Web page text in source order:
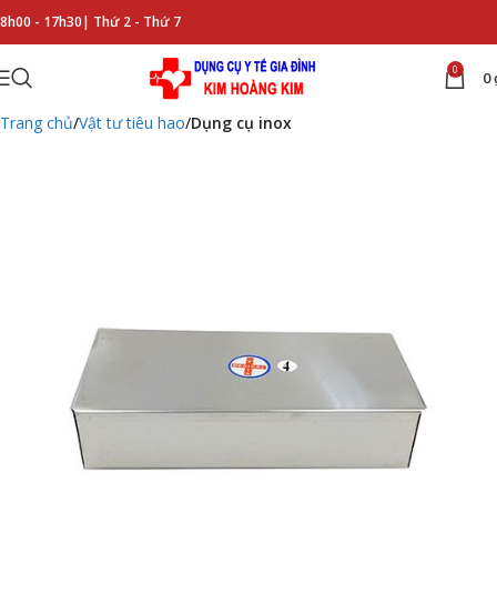
8h00 - 17h30| Thứ 2 - Thứ 7
0 0
Trang chủ Vật tư tiêu hao Dụng cụ inox